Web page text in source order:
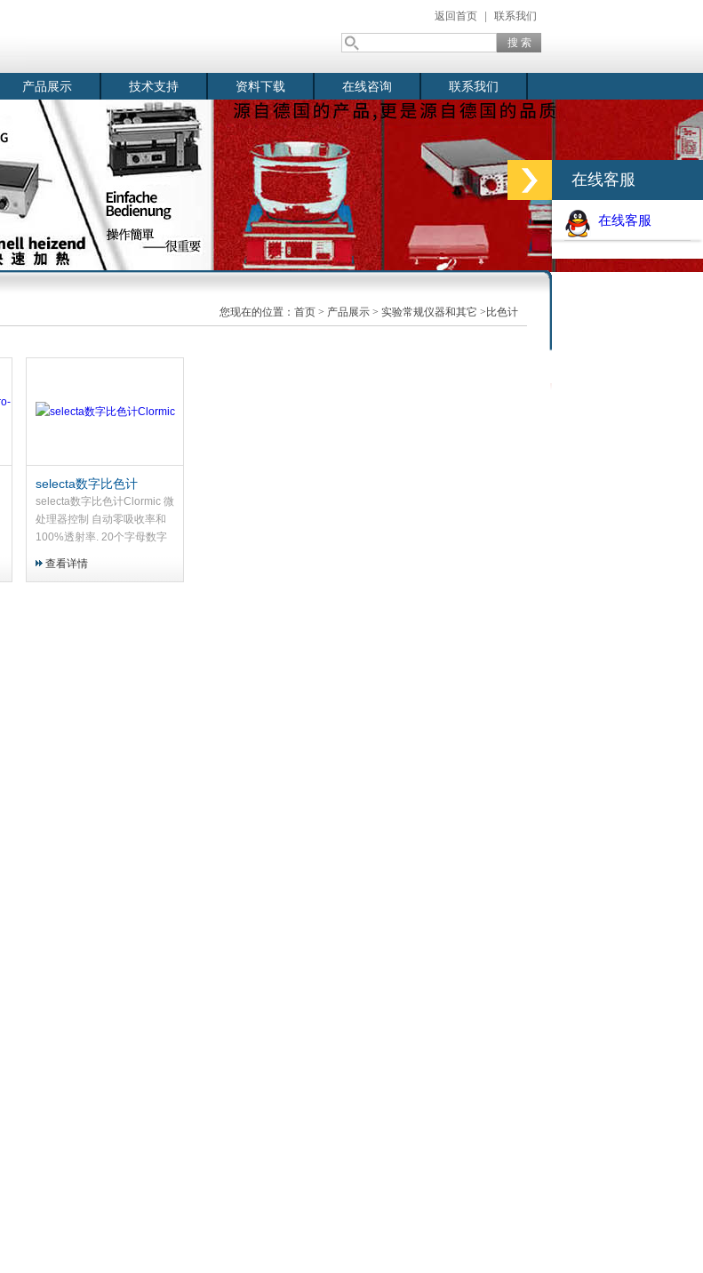
返回首页 联系我们
产品展示 技术支持 资料下载 在线咨询 联系我们
您现在的位置： 首页 > 产品展示 > 实验常规仪器和其它 >比色计
selecta数字比色计
Clormic
selecta数字比色计Clormic 微
处理器控制 自动零吸收率和
100%透射率. 20个字母数字
查看详情
在线客服
在线客服